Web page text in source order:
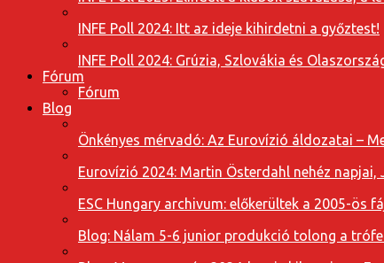
INFE Poll 2024: Itt az ideje kihirdetni a győztest!
INFE Poll 2024: Grúzia, Szlovákia és
Fórum
Fórum
Blog
Önkényes mérvadó: Az Eurovízió áldozatai –
Eurovízió 2024: Martin Österdahl nehéz
ESC Hungary archivum: előkerültek a 2005-ös
Blog: Nálam 5-6 junior produkció tolong a